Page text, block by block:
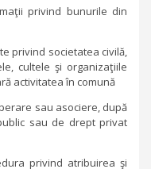
privind bunurile din
privind societatea civilă,
cultele şi organizaţiile
activitatea în comună
sau asociere, după
sau de drept privat
privind atribuirea şi